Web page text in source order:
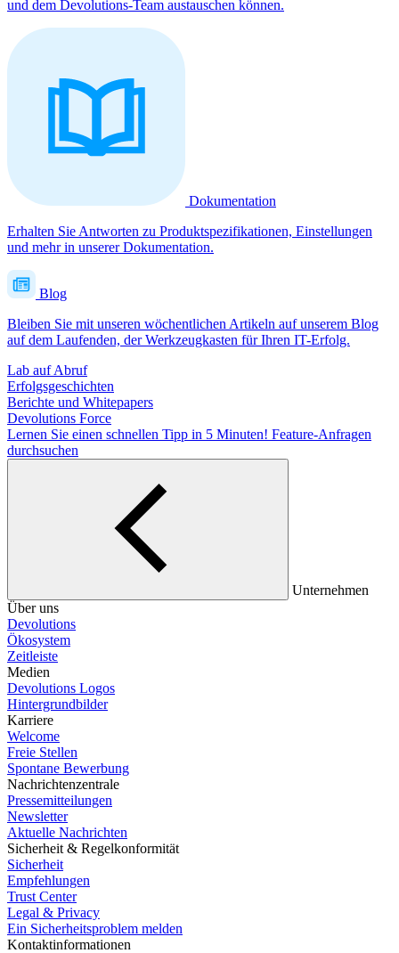
und dem Devolutions-Team austauschen können.
Dokumentation
Erhalten Sie Antworten zu Produktspezifikationen, Einstellungen
und mehr in unserer Dokumentation.
Blog
Bleiben Sie mit unseren wöchentlichen Artikeln auf unserem Blog
auf dem Laufenden, der Werkzeugkasten für Ihren IT-Erfolg.
Lab auf Abruf
Erfolgsgeschichten
Berichte und Whitepapers
Devolutions Force
Lernen Sie einen schnellen Tipp in 5 Minuten! Feature-Anfragen
durchsuchen
Unternehmen
Über uns
Devolutions
Ökosystem
Zeitleiste
Medien
Devolutions Logos
Hintergrundbilder
Karriere
Welcome
Freie Stellen
Spontane Bewerbung
Nachrichtenzentrale
Pressemitteilungen
Newsletter
Aktuelle Nachrichten
Sicherheit & Regelkonformität
Sicherheit
Empfehlungen
Trust Center
Legal & Privacy
Ein Sicherheitsproblem melden
Kontaktinformationen